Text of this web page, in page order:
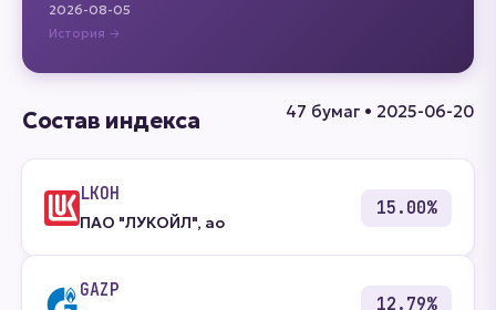
2026-08-05
История →
Состав индекса 47 бумаг • 2025-06-20
LKOH
ПАО "ЛУКОЙЛ", ао
15.00%
GAZP
12.79%